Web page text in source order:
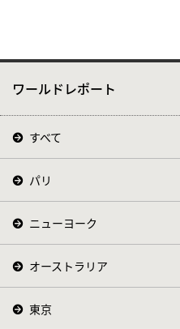
ワールドレポート
すべて
パリ
ニューヨーク
オーストラリア
東京